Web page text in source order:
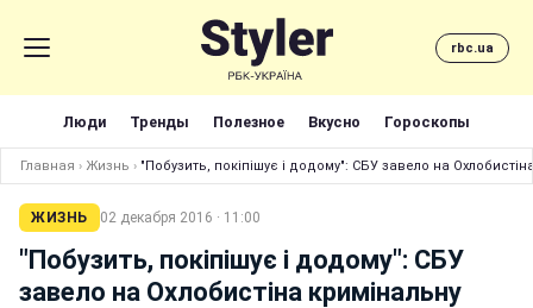
rbc.ua
Люди Тренды Полезное Вкусно Гороскопы
Главная › Жизнь › "Побузить, покіпішує і додому": СБУ завело на
ЖИЗНЬ 02 декабря 2016 · 11:00
"Побузить, покіпішує і додому": СБУ
завело на Охлобистіна кримінальну